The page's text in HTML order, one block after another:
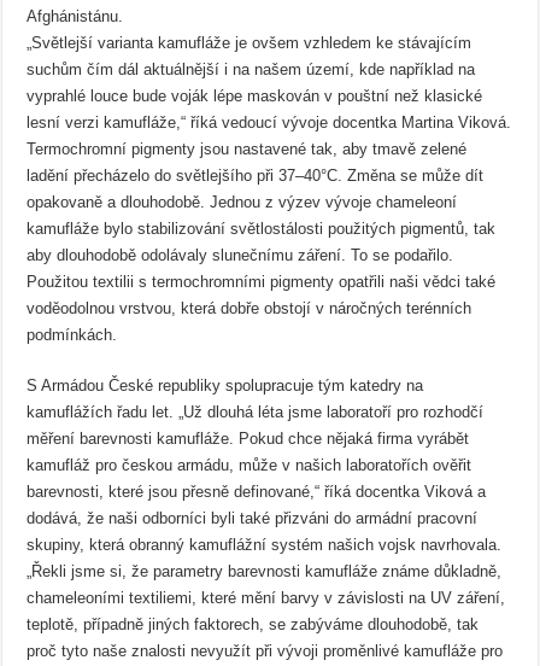
Afghánistánu.
„Světlejší varianta kamufláže je ovšem vzhledem ke stávajícím
suchům čím dál aktuálnější i na našem území, kde například na
vyprahlé louce bude voják lépe maskován v pouštní než klasické
lesní verzi kamufláže,“ říká vedoucí vývoje docentka Martina Viková.
Termochromní pigmenty jsou nastavené tak, aby tmavě zelené
ladění přecházelo do světlejšího při 37–40°C. Změna se může dít
opakovaně a dlouhodobě. Jednou z výzev vývoje chameleoní
kamufláže bylo stabilizování světlostálosti použitých pigmentů, tak
aby dlouhodobě odolávaly slunečnímu záření. To se podařilo.
Použitou textilii s termochromními pigmenty opatřili naši vědci také
voděodolnou vrstvou, která dobře obstojí v náročných terénních
podmínkách.
S Armádou České republiky spolupracuje tým katedry na
kamuflážích řadu let. „Už dlouhá léta jsme laboratoří pro rozhodčí
měření barevnosti kamufláže. Pokud chce nějaká firma vyrábět
kamufláž pro českou armádu, může v našich laboratořích ověřit
barevnosti, které jsou přesně definované,“ říká docentka Viková a
dodává, že naši odborníci byli také přizváni do armádní pracovní
skupiny, která obranný kamuflážní systém našich vojsk navrhovala.
„Řekli jsme si, že parametry barevnosti kamufláže známe důkladně,
chameleoními textiliemi, které mění barvy v závislosti na UV záření,
teplotě, případně jiných faktorech, se zabýváme dlouhodobě, tak
proč tyto naše znalosti nevyužít při vývoji proměnlivé kamufláže pro